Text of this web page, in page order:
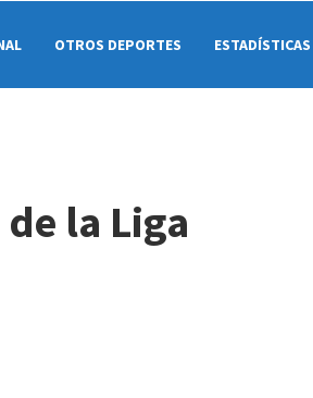
OTROS DEPORTES ESTADÍSTICAS
la Liga